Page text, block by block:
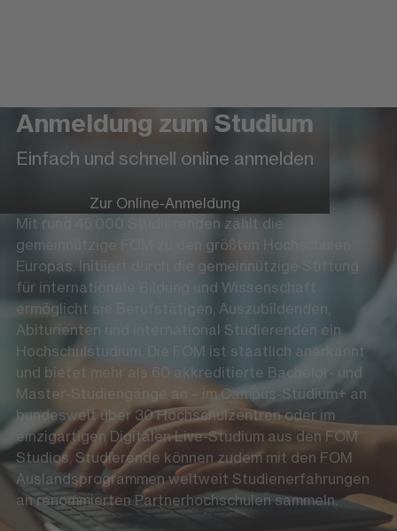
Anmeldung zum Studium
Einfach und schnell online anmelden
Zur Online-Anmeldung
Mit rund 45.000 Studierenden zählt die
gemeinnützige FOM zu den größten Hochschulen
Europas. Initiiert durch die gemeinnützige Stiftung
für internationale Bildung und Wissenschaft
ermöglicht sie Berufstätigen, Auszubildenden,
Abiturienten und international Studierenden ein
Hochschulstudium. Die FOM ist staatlich anerkannt
und bietet mehr als 60 akkreditierte Bachelor- und
Master-Studiengänge an – im Campus-Studium+ an
bundesweit über 30 Hochschulzentren oder im
einzigartigen Digitalen Live-Studium aus den FOM
Studios. Studierende können zudem mit den FOM
Auslandsprogrammen weltweit Studienerfahrungen
an renommierten Partnerhochschulen sammeln.